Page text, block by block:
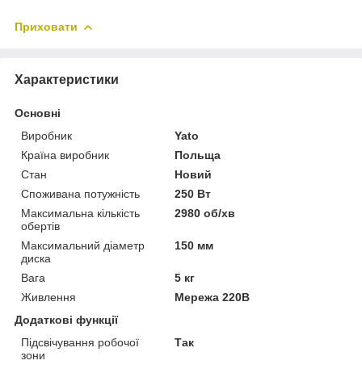
Приховати
Характеристики
Основні
Виробник
Yato
Країна виробник
Польща
Стан
Новий
Споживана потужність
250 Вт
Максимальна кількість
обертів
2980 об/хв
Максимальний діаметр
диска
150 мм
Вага
5 кг
Живлення
Мережа 220В
Додаткові функції
Підсвічування робочої
зони
Так